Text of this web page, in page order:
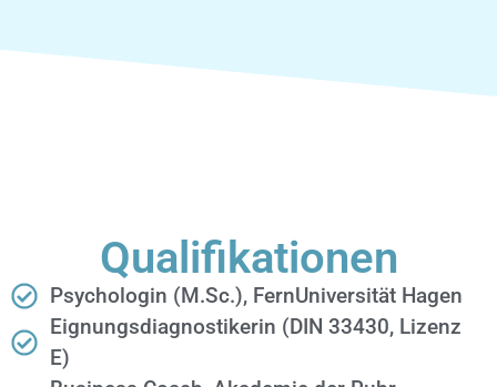
Qualifikationen
Psychologin (M.Sc.), FernUniversität Hagen
Eignungsdiagnostikerin (DIN 33430, Lizenz
E)